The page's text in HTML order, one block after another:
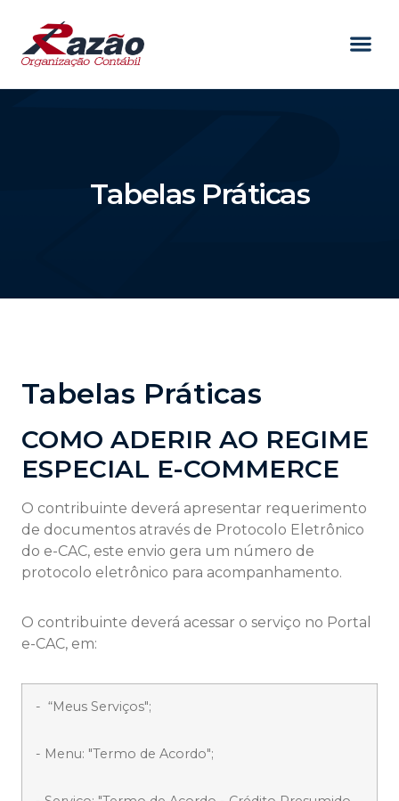
Tabelas Práticas
Tabelas Práticas
COMO ADERIR AO REGIME
ESPECIAL E-COMMERCE
O contribuinte deverá apresentar requerimento
de documentos através de Protocolo Eletrônico
do e-CAC, este envio gera um número de
protocolo eletrônico para acompanhamento.
O contribuinte deverá acessar o serviço no Portal
e-CAC, em:
- “Meus Serviços";
- Menu: "Termo de Acordo";